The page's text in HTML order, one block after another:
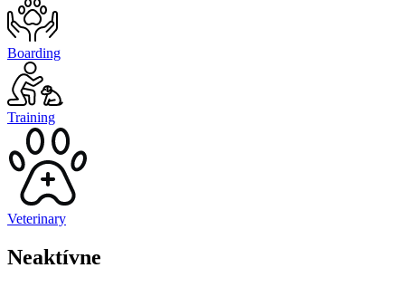
Boarding
Training
Veterinary
Neaktívne